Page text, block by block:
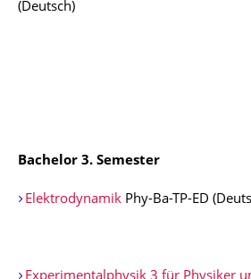
(Deutsch)
Bachelor 3. Semester
Elektrodynamik Phy-Ba-TP-ED